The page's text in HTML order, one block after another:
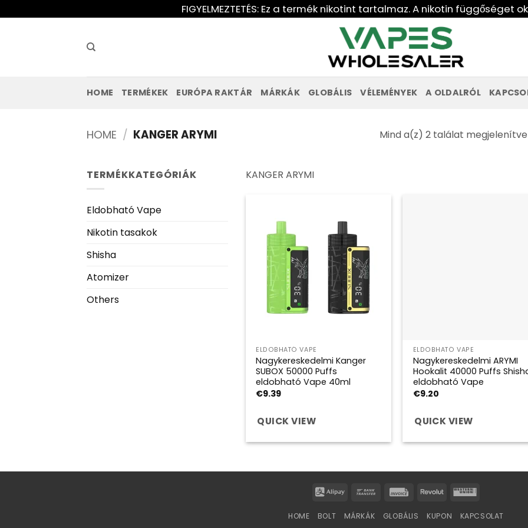
a
FIGYELMEZTETÉS: Ez a termék nikotint tartalmaz. A nikotin függőséget
HOME TERMÉKEK EURÓPA RAKTÁR MÁRKÁK GLOBÁLIS VÉLEMÉNYEK A OLDALRÓL
HOME / KANGER ARYMI Mind a(z) 2 találat megjelenítve
TERMÉKKATEGÓRIÁK
Eldobható Vape
Nikotin tasakok
Shisha
Atomizer
Others
KANGER ARYMI
ELDOBHATÓ VAPE
Nagykereskedelmi Kanger
SUBOX 50000 Puffs
eldobható Vape 40ml
€9.39
QUICK VIEW
ELDOBHATÓ VAPE
Nagykereskedelmi ARYMI
Hookalit 40000 Puffs
eldobható Vape
€9.20
QUICK VIEW
Alipay
Bank
Invoice RevolutWestern
HOME BOLT MÁRKÁK GLOBÁLIS KUPON KAPCSOLAT